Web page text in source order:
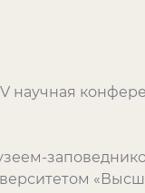
научная